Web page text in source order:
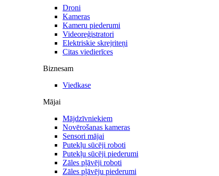
Droni
Kameras
Kameru piederumi
Videoreģistratori
Elektriskie skrejriteņi
Citas viedierīces
Biznesam
Viedkase
Mājai
Mājdzīvniekiem
Novērošanas kameras
Sensori mājai
Putekļu sūcēji roboti
Putekļu sūcēji piederumi
Zāles pļāvēji roboti
Zāles pļāvēju piederumi